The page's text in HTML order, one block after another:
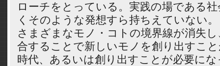
ローチをとっている。実践の場である
くそのような発想すら持ちえていない。
さまざまなモノ・コトの境界線が消失
合することで新しいモノを創り出すこ
時代、あるいは創り出すことが必要に